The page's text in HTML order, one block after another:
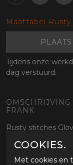
Maattabel
Tijdens onze
dag verstuurd.
OMSCHRIJVING
FRANK
Rusty stitches
SPECIFICATIES
COOKIES.
Met cookies en